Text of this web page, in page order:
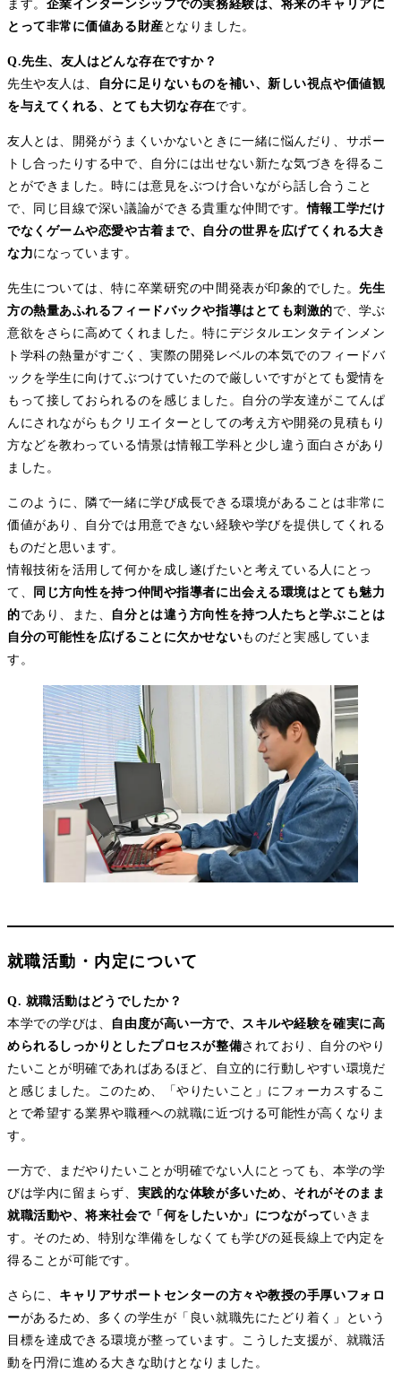
ます。 企業インターンシップでの実務経験は、将来のキャリアに
とって非常に価値ある財産 となりました。
Q.先生、友人はどんな存在ですか？
先生や友人は、
自分に足りないものを補い、新しい視点や価値観
を与えてくれる、とても大切な存在です。
友人とは、開発がうまくいかないときに一緒に悩んだり、サポー
トし合ったりする中で、自分には出せない新たな気づきを得るこ
とができました。時には意見をぶつけ合いながら話し合うこと
で、同じ目線で深い議論ができる貴重な仲間です。情報工学だけ
でなくゲームや恋愛や古着まで、自分の世界を広げてくれる大き
な力になっています。
先生については、特に卒業研究の中間発表が印象的でした。先生
方の熱量あふれるフィードバックや指導はとても刺激的で、学ぶ
意欲をさらに高めてくれました。特にデジタルエンタテインメン
ト学科の熱量がすごく、実際の開発レベルの本気でのフィードバ
ックを学生に向けてぶつけていたので厳しいですがとても愛情を
もって接しておられるのを感じました。自分の学友達がこてんぱ
んにされながらもクリエイターとしての考え方や開発の見積もり
方などを教わっている情景は情報工学科と少し違う面白さがあり
ました。
このように、隣で一緒に学び成長できる環境があることは非常に
価値があり、自分では用意できない経験や学びを提供してくれる
ものだと思います。
情報技術を活用して何かを成し遂げたいと考えている人にとっ
て、
同じ方向性を持つ仲間や指導者に出会える環境はとても魅力
的であり、また、
自分とは違う方向性を持つ人たちと学ぶことは
自分の可能性を広げることに欠かせないものだと実感していま
す。
就職活動・内定について
Q. 就職活動はどうでしたか？
本学での学びは、
自由度が高い一方で、スキルや経験を確実に高
められるしっかりとしたプロセスが整備されており、自分のやり
たいことが明確であればあるほど、自立的に行動しやすい環境だ
と感じました。このため、「やりたいこと」にフォーカスするこ
とで希望する業界や職種への就職に近づける可能性が高くなりま
す。
一方で、まだやりたいことが明確でない人にとっても、本学の学
びは学内に留まらず、 実践的な体験が多いため、それがそのまま
就職活動や、将来社会で「何をしたいか」につながって いきま
す。そのため、特別な準備をしなくても学びの延長線上で内定を
得ることが可能です。
さらに、 キャリアサポートセンターの方々や教授の手厚いフォロ
ーがあるため、多くの学生が「良い就職先にたどり着く」という
目標を達成できる環境が整っています。こうした支援が、就職活
動を円滑に進める大きな助けとなりました。